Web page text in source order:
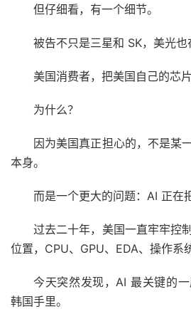
但仔细看，有一个细节。
被告不只是三星和 SK，美光也
美国消费者，把美国自己的芯
为什么？
因为美国真正担心的，不是某
本身。
而是一个更大的问题：AI 正在
过去二十年，美国一直牢牢控
位置，CPU、GPU、EDA、操作系
今天突然发现，AI 最关键的
韩国手里。